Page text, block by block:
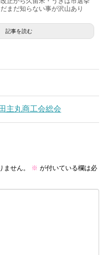
まだ知らない事が沢山あり
記事を読む
主丸商工会総会
せん。 ※ が付いている欄は必